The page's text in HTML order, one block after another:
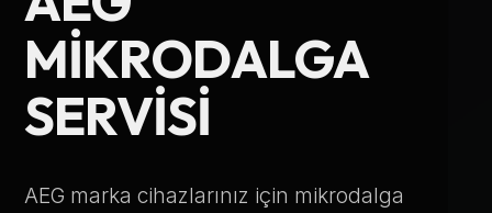
MIKRODALGA
SERVISI
AEG marka cihazlarınız için mikrodalga
Telefon Numarası
Hizmet Türü